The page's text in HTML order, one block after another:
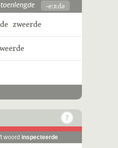
-eːʀdə
zweerde
woord inspecteerde